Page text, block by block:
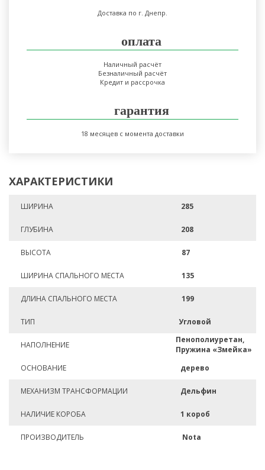
Доставка по г. Днепр.
оплата
Наличный расчёт
Безналичный расчёт
Кредит и рассрочка
гарантия
18 месяцев с момента доставки
ХАРАКТЕРИСТИКИ
ШИРИНА 285
ГЛУБИНА 208
ВЫСОТА 87
ШИРИНА СПАЛЬНОГО МЕСТА 135
ДЛИНА СПАЛЬНОГО МЕСТА 199
ТИП Угловой
НАПОЛНЕНИЕ
Пенополиуретан,
Пружина «Змейка»
ОСНОВАНИЕ
дерево
МЕХАНИЗМ ТРАНСФОРМАЦИИ Дельфин
НАЛИЧИЕ КОРОБА 1 короб
ПРОИЗВОДИТЕЛЬ Nota